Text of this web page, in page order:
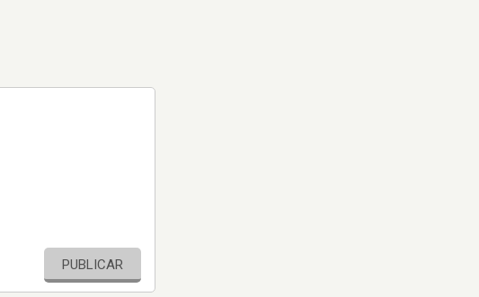
PUBLICAR